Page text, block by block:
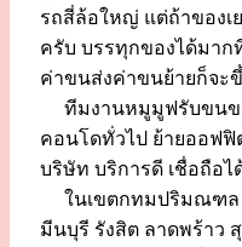
รถสี่ล้อใหญ่ แต่ถ้าของเ
ครับ บรรทุกของได้มาก
ค่าขนส่งค่าขนย้ายก็จะ
ทีมงานหมูมูฟรับขนขอ
คอนโดทั่วไป ย้ายออฟฟิ
บริษัท บริการดี เชื่อถือไ
ในเขตกทมปริมณฑล
มีนบุรี รังสิต ลาดพร้าว